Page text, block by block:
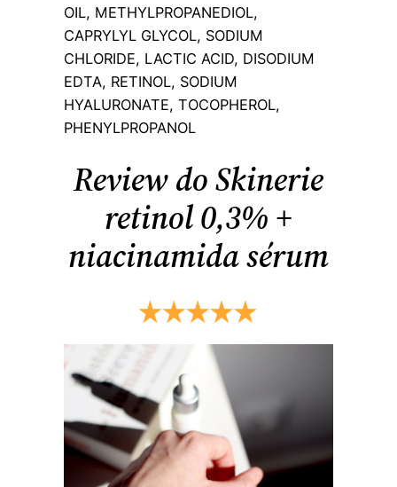
OIL, METHYLPROPANEDIOL,
CAPRYLYL GLYCOL, SODIUM
CHLORIDE, LACTIC ACID, DISODIUM
EDTA, RETINOL, SODIUM
HYALURONATE, TOCOPHEROL,
PHENYLPROPANOL
Review do Skinerie
retinol 0,3% +
niacinamida sérum